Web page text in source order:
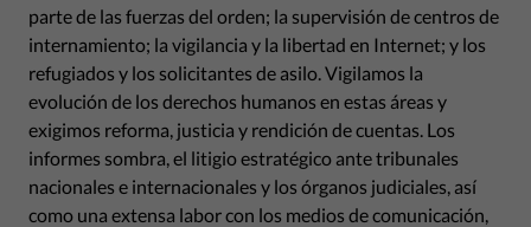
parte de las fuerzas del orden; la supervisión de centros de
internamiento; la vigilancia y la libertad en Internet; y los
refugiados y los solicitantes de asilo. Vigilamos la
evolución de los derechos humanos en estas áreas y
exigimos reforma, justicia y rendición de cuentas. Los
informes sombra, el litigio estratégico ante tribunales
nacionales e internacionales y los órganos judiciales, así
como una extensa labor con los medios de comunicación,